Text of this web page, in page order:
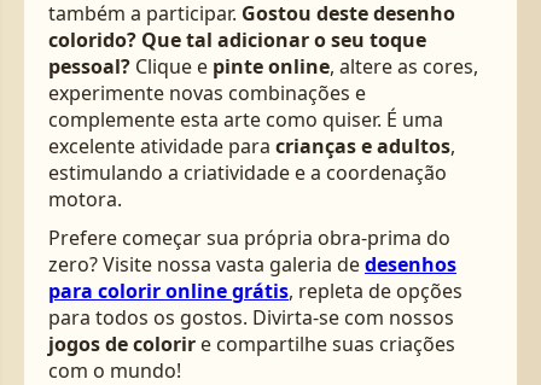
também a participar. Gostou deste desenho
colorido? Que tal adicionar o seu toque
pessoal? Clique e pinte online, altere as cores,
experimente novas combinações e
complemente esta arte como quiser. É uma
excelente atividade para crianças e adultos,
estimulando a criatividade e a coordenação
motora.
Prefere começar sua própria obra-prima do
zero? Visite nossa vasta galeria dedesenhos
para colorir online grátis, repleta de opções
para todos os gostos. Divirta-se com nossos
jogos de colorir e compartilhe suas criações
com o mundo!